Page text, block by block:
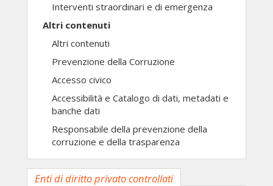
Interventi straordinari e di emergenza
Altri contenuti
Altri contenuti
Prevenzione della Corruzione
Accesso civico
Accessibilità e Catalogo di dati, metadati e
banche dati
Responsabile della prevenzione della
corruzione e della trasparenza
Enti di diritto privato controllati